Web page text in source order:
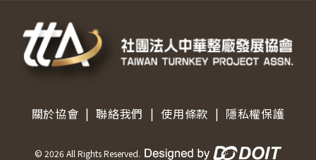
關於協會 | 聯絡我們 | 使用條款 | 隱私權保護
© 2026 All Rights Reserved.